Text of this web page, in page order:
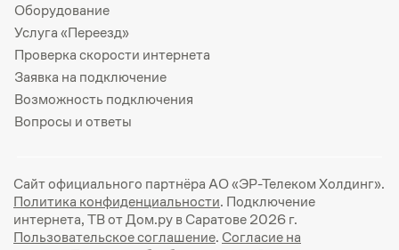
Оборудование
Услуга «Переезд»
Проверка скорости интернета
Заявка на подключение
Возможность подключения
Вопросы и ответы
Сайт официального партнёра АО «ЭР-Телеком Холдинг».
Политика конфиденциальности. Подключение
интернета, ТВ от Дом.ру в Саратове 2026 г.
Пользовательское соглашение. Согласие на